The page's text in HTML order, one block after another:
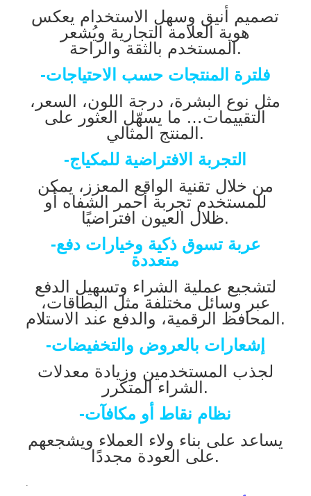
تصميم أنيق وسهل الاستخدام يعكس
هوية العلامة التجارية ويُشعر
المستخدم بالثقة والراحة.
-فلترة المنتجات حسب الاحتياجات
مثل نوع البشرة، درجة اللون، السعر،
التقييمات… ما يسهّل العثور على
المنتج المثالي.
-التجربة الافتراضية للمكياج
من خلال تقنية الواقع المعزز، يمكن
للمستخدم تجربة أحمر الشفاه أو
ظلال العيون افتراضيًا.
-عربة تسوق ذكية وخيارات دفع
متعددة
لتشجيع عملية الشراء وتسهيل الدفع
عبر وسائل مختلفة مثل البطاقات،
المحافظ الرقمية، والدفع عند الاستلام.
-إشعارات بالعروض والتخفيضات
لجذب المستخدمين وزيادة معدلات
الشراء المتكرر.
-نظام نقاط أو مكافآت
يساعد على بناء ولاء العملاء ويشجعهم
على العودة مجددًا.
.